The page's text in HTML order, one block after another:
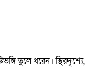
তুলে ধরেন। স্থিরদৃশ্যে,